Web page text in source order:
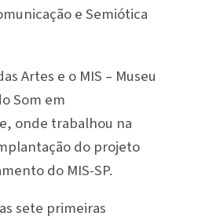
e Semiótica
Artes e o MIS – Museu
Som em
onde trabalhou na
do projeto
do MIS-SP.
sete primeiras